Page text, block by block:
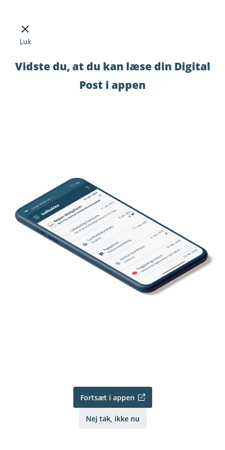
Luk
Vidste du, at du kan læse din Digital
Post i appen
Fortsæt i appen
Nej tak, ikke nu